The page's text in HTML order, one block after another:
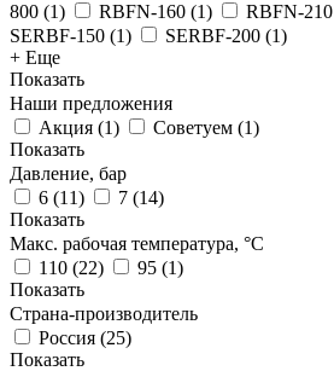
800 (1) RBFN-160 (1) RBFN-210
SERBF-150 (1) SERBF-200 (1)
+ Еще
Показать
Наши предложения
Акция (1) Советуем (1)
Показать
Давление, бар
6 (11) 7 (14)
Показать
Макс. рабочая температура, °C
110 (22) 95 (1)
Показать
Страна-производитель
Россия (25)
Показать